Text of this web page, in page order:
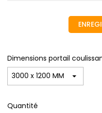
Dimensions portail
Quantité